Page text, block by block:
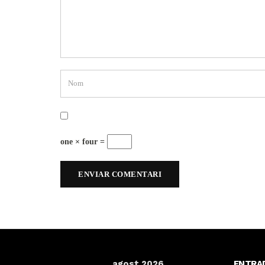
one × four =